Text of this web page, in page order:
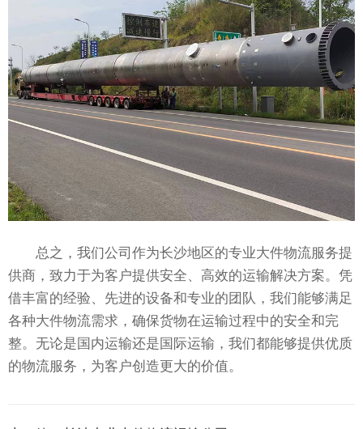
总之，我们公司作为长沙地区的专业大件物流服务提
供商，致力于为客户提供安全、高效的运输解决方案。凭
借丰富的经验、先进的设备和专业的团队，我们能够满足
各种大件物流需求，确保货物在运输过程中的安全和完
整。无论是国内运输还是国际运输，我们都能够提供优质
的物流服务，为客户创造更大的价值。